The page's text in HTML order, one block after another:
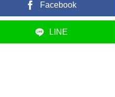
Facebook
LINE